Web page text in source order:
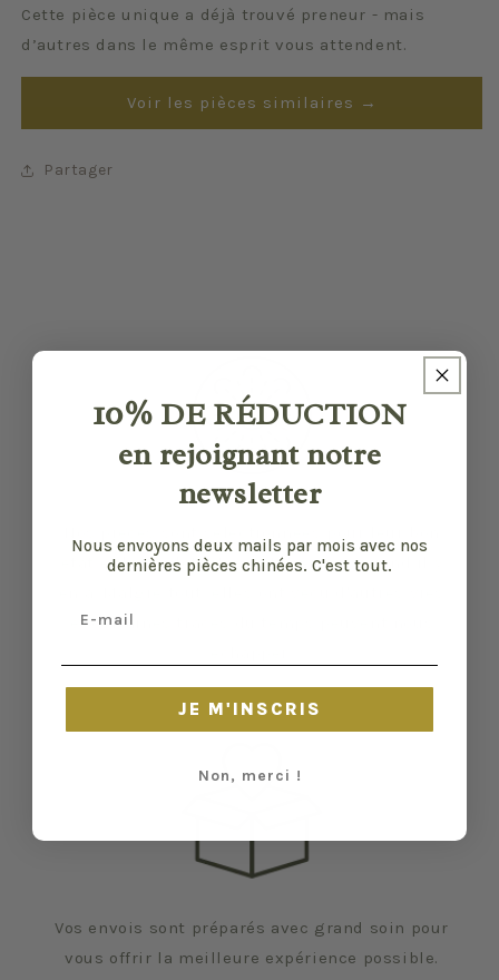
Cette pièce unique a déjà trouvé preneur - mais
d’autres dans le même esprit vous attendent.
Voir les pièces similaires →
Partager
état et leurs défauts sont précisés quand il y
et certaines traces du temps peuvent nous
Vos envois sont préparés avec grand soin pour
vous offrir la meilleure expérience possible.
10% DE RÉDUCTION
en rejoignant notre
newsletter
Nous envoyons deux mails par mois avec nos
dernières pièces chinées. C'est tout.
JE M'INSCRIS
Non, merci !